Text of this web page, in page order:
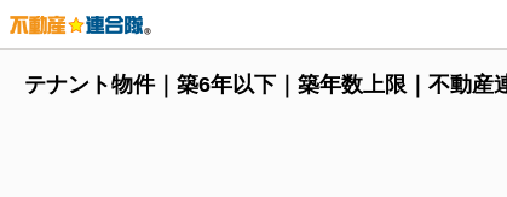
テナント物件｜築6年以下｜築年数上限｜不動産